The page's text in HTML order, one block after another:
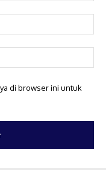
di browser ini untuk